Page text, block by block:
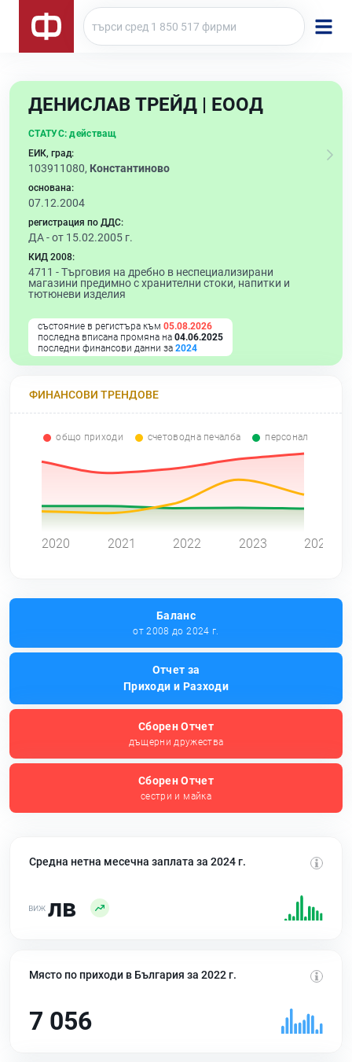
ДЕНИСЛАВ ТРЕЙД | ЕООД
СТАТУС: действащ
ЕИК, град:
103911080, Константиново
основана:
07.12.2004
регистрация по ДДС:
ДА - от 15.02.2005 г.
КИД 2008:
4711 -Търговия на дребно в неспециализирани
магазини предимно с хранителни стоки, напитки и
тютюневи изделия
състояние в регистъра към 05.08.2026
последна вписана промяна на 04.06.2025
последни финансови данни за 2024
ФИНАНСОВИ ТРЕНДОВЕ
общо приходи счетоводна печалба персонал
2020 2021 2022 2023 2024
Баланс
от 2008 до 2024 г.
Отчет за
Приходи и Разходи
Сборен Отчет
дъщерни дружества
Сборен Отчет
сестри и майка
Средна нетна месечна заплата за 2024 г.
лв
Място по приходи в България за 2022 г.
7 056